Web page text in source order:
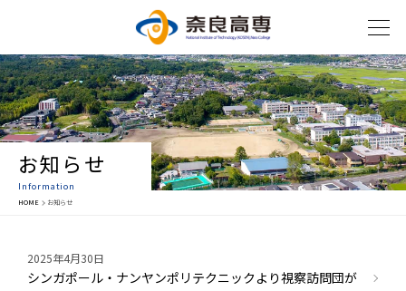
お知らせ
Information
HOME お知らせ
2025年4月30日
シンガポール・ナンヤンポリテクニックより視察訪問団が